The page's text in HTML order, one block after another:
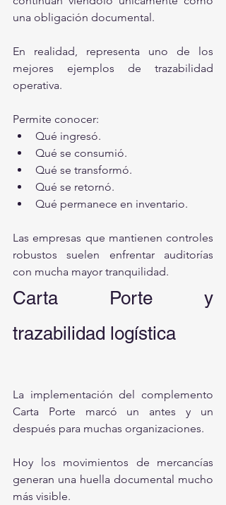
una obligación documental.
En realidad, representa uno de los
mejores ejemplos de trazabilidad
operativa.
Permite conocer:
Qué ingresó.
Qué se consumió.
Qué se transformó.
Qué se retornó.
Qué permanece en inventario.
Las empresas que mantienen controles
robustos suelen enfrentar auditorías
con mucha mayor tranquilidad.
Carta Porte y
trazabilidad logística
La implementación del complemento
Carta Porte marcó un antes y un
después para muchas organizaciones.
Hoy los movimientos de mercancías
generan una huella documental mucho
más visible.